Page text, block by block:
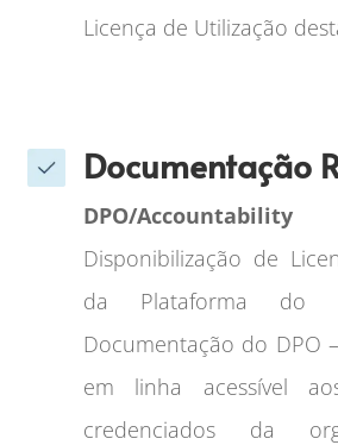
Licença de Utilização
Documentação
DPO/Accountability
Disponibilização de
da Plataforma do
Documentação do DPO
em linha acessível
credenciados da